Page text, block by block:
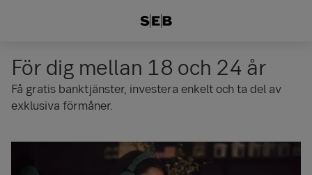
För dig mellan 18 och 24 år
Få gratis banktjänster, investera enkelt och ta del av
exklusiva förmåner.